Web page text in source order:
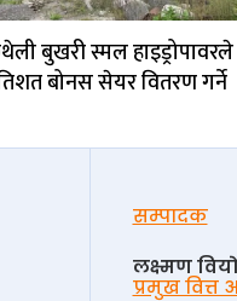
बुखरी स्मल
बोनस सेयर वितरण गर्ने
सम्पादक
लक्ष्मण
प्रमुख वित्त